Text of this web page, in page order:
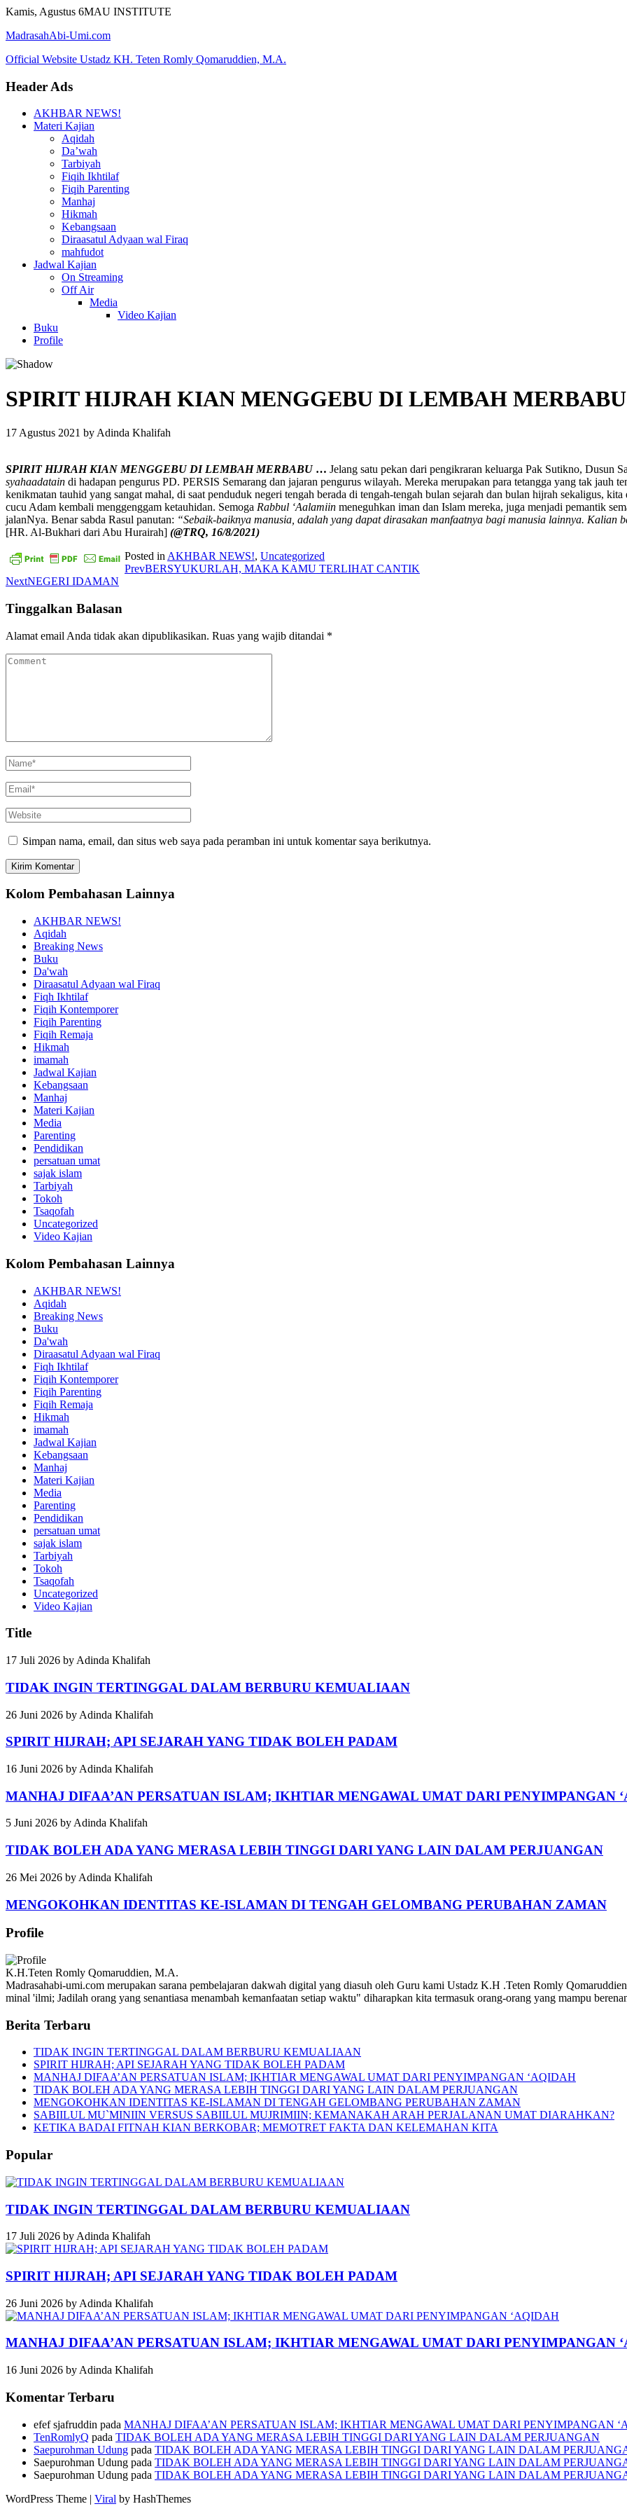
Skip
content
Kamis, Agustus 6MAU INSTITUTE
MadrasahAbi-Umi.com
Official Website Ustadz KH. Teten Romly Qomaruddien, M.A.
Header Ads
AKHBAR NEWS!
Materi Kajian
Aqidah
Da’wah
Tarbiyah
Fiqih Ikhtilaf
Fiqih Parenting
Manhaj
Hikmah
Kebangsaan
Diraasatul Adyaan wal Firaq
mahfudot
Jadwal Kajian
On Streaming
Off Air
Media
Video Kajian
Buku
Profile
SPIRIT HIJRAH KIAN MENGGEBU DI LEMBAH MERBABU
17 Agustus 2021 by Adinda Khalifah
SPIRIT HIJRAH KIAN MENGGEBU DI LEMBAH MERBABU… Jelang satu pekan dari pengikraran keluarga Pak Sutikno, Dusun
syahaadatain di hadapan pengurus PD. PERSIS Semarang dan jajaran pengurus wilayah. Mereka merupakan para tetangga yang tak jauh
kenikmatan tauhid yang sangat mahal, di saat penduduk negeri tengah berada di tengah-tengah bulan sejarah dan bulan hijrah sekaligus,
cucu Adam kembali menggenggam ketauhidan. Semoga Rabbul ‘Aalamiin meneguhkan iman dan Islam mereka, juga menjadi pemantik
jalanNya. Benar sabda Rasul panutan: “Sebaik-baiknya manusia, adalah yang dapat dirasakan manfaatnya bagi manusia lainnya. Kalian
[HR. Al-Bukhari dari Abu Hurairah] (@TRQ, 16/8/2021)
Posted in AKHBAR NEWS!, Uncategorized
PrevBERSYUKURLAH, MAKA KAMU TERLIHAT CANTIK
NextNEGERI IDAMAN
Tinggalkan Balasan
Alamat email Anda tidak akan dipublikasikan. Ruas yang wajib ditandai *
Simpan nama, email, dan situs web saya pada peramban ini untuk komentar saya berikutnya.
Kolom Pembahasan Lainnya
AKHBAR NEWS!
Aqidah
Breaking News
Buku
Da'wah
Diraasatul Adyaan wal Firaq
Fiqh Ikhtilaf
Fiqih Kontemporer
Fiqih Parenting
Fiqih Remaja
Hikmah
imamah
Jadwal Kajian
Kebangsaan
Manhaj
Materi Kajian
Media
Parenting
Pendidikan
persatuan umat
sajak islam
Tarbiyah
Tokoh
Tsaqofah
Uncategorized
Video Kajian
Kolom Pembahasan Lainnya
AKHBAR NEWS!
Aqidah
Breaking News
Buku
Da'wah
Diraasatul Adyaan wal Firaq
Fiqh Ikhtilaf
Fiqih Kontemporer
Fiqih Parenting
Fiqih Remaja
Hikmah
imamah
Jadwal Kajian
Kebangsaan
Manhaj
Materi Kajian
Media
Parenting
Pendidikan
persatuan umat
sajak islam
Tarbiyah
Tokoh
Tsaqofah
Uncategorized
Video Kajian
Title
17 Juli 2026 by Adinda Khalifah
TIDAK INGIN TERTINGGAL DALAM BERBURU KEMUALIAAN
26 Juni 2026 by Adinda Khalifah
SPIRIT HIJRAH; API SEJARAH YANG TIDAK BOLEH PADAM
16 Juni 2026 by Adinda Khalifah
MANHAJ DIFAA’AN PERSATUAN ISLAM; IKHTIAR MENGAWAL UMAT DARI PENYIMPANGAN
5 Juni 2026 by Adinda Khalifah
TIDAK BOLEH ADA YANG MERASA LEBIH TINGGI DARI YANG LAIN DALAM PERJUANGAN
26 Mei 2026 by Adinda Khalifah
MENGOKOHKAN IDENTITAS KE-ISLAMAN DI TENGAH GELOMBANG PERUBAHAN ZAMAN
Profile
K.H.Teten Romly Qomaruddien, M.A.
Madrasahabi-umi.com merupakan sarana pembelajaran dakwah digital yang diasuh oleh Guru kami Ustadz K.H .Teten Romly
minal 'ilmi; Jadilah orang yang senantiasa menambah kemanfaatan setiap waktu" diharapkan kita termasuk orang-orang yang mampu
Berita Terbaru
TIDAK INGIN TERTINGGAL DALAM BERBURU KEMUALIAAN
SPIRIT HIJRAH; API SEJARAH YANG TIDAK BOLEH PADAM
MANHAJ DIFAA’AN PERSATUAN ISLAM; IKHTIAR MENGAWAL UMAT DARI PENYIMPANGAN ‘AQIDAH
TIDAK BOLEH ADA YANG MERASA LEBIH TINGGI DARI YANG LAIN DALAM PERJUANGAN
MENGOKOHKAN IDENTITAS KE-ISLAMAN DI TENGAH GELOMBANG PERUBAHAN ZAMAN
SABIILUL MU`MINIIN VERSUS SABIILUL MUJRIMIIN; KEMANAKAH ARAH PERJALANAN UMAT DIARAHKAN?
KETIKA BADAI FITNAH KIAN BERKOBAR; MEMOTRET FAKTA DAN KELEMAHAN KITA
Popular
TIDAK INGIN TERTINGGAL DALAM BERBURU KEMUALIAAN
17 Juli 2026 by Adinda Khalifah
SPIRIT HIJRAH; API SEJARAH YANG TIDAK BOLEH PADAM
26 Juni 2026 by Adinda Khalifah
MANHAJ DIFAA’AN PERSATUAN ISLAM; IKHTIAR MENGAWAL UMAT DARI PENYIMPANGAN
16 Juni 2026 by Adinda Khalifah
Komentar Terbaru
efef sjafruddin pada MANHAJ DIFAA’AN PERSATUAN ISLAM; IKHTIAR MENGAWAL UMAT DARI PENYIMPANGAN
TenRomlyQ pada TIDAK BOLEH ADA YANG MERASA LEBIH TINGGI DARI YANG LAIN DALAM PERJUANGAN
Saepurohman Udung pada TIDAK BOLEH ADA YANG MERASA LEBIH TINGGI DARI YANG LAIN DALAM
Saepurohman Udung pada TIDAK BOLEH ADA YANG MERASA LEBIH TINGGI DARI YANG LAIN DALAM
Saepurohman Udung pada TIDAK BOLEH ADA YANG MERASA LEBIH TINGGI DARI YANG LAIN DALAM
WordPress Theme | Viral by HashThemes